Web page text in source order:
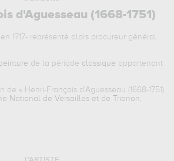
d'Aguesseau (1668-1751)
1717- représenté alors procureur général
de la période classique appartenant
de « Henri-François d'Aguesseau (1668-1751)
National de Versailles et de Trianon,